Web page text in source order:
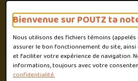
Bienvenue sur POUTZ ta
Nous utilisons des fichiers témoins (appelés
assurer le bon fonctionnement du site,
et faciliter votre expérience de navigation.
informations, toujours avec votre
confidentialité.